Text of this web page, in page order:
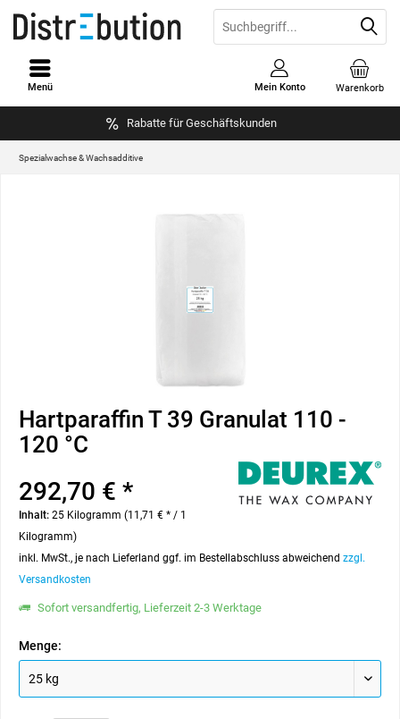
Rabatte für Geschäftskunden
Warenkorb
Mein Konto
Menü
Spezialwachse & Wachsadditive
Hartparaffin T 39 Granulat 110 -
120 °C
292,70 € *
Inhalt: 25 Kilogramm (11,71 € * / 1
Kilogramm)
inkl. MwSt., je nach Lieferland ggf. im Bestellabschluss abweichend zzgl.
Versandkosten
Sofort versandfertig, Lieferzeit 2-3 Werktage
Menge: